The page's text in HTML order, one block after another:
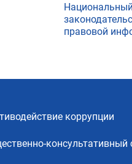
правовой
коррупции
консультативный